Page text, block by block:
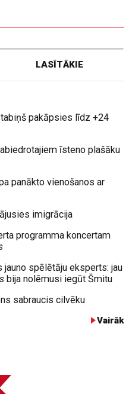
LASĪTĀKIE
pakāpsies līdz +24
īsteno plašāku
panākto vienošanos ar
imigrācija
programma koncertam
jauno spēlētāju eksperts: jau
bija nolēmusi iegūt Šmitu
sabraucis cilvēku
Vairāk